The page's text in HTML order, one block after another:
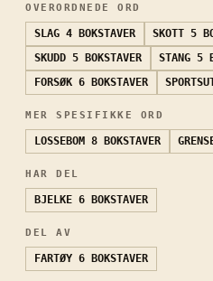
OVERORDNEDE ORD
SLAG 4 BOKSTAVER SKOTT 5
SKUDD 5 BOKSTAVER STANG 5
FORSØK 6 BOKSTAVER
MER SPESIFIKKE ORD
LOSSEBOM 8 BOKSTAVER
HAR DEL
BJELKE 6 BOKSTAVER
DEL AV
FARTØY 6 BOKSTAVER